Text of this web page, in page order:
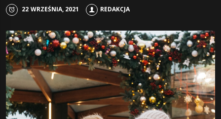
22 WRZEŚNIA, 2021 REDAKCJA